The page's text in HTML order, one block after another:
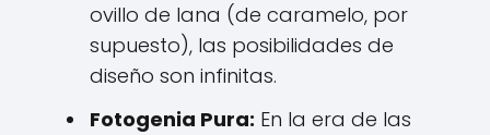
ovillo de lana (de caramelo, por
supuesto), las posibilidades de
diseño son infinitas.
Fotogenia Pura: En la era de las